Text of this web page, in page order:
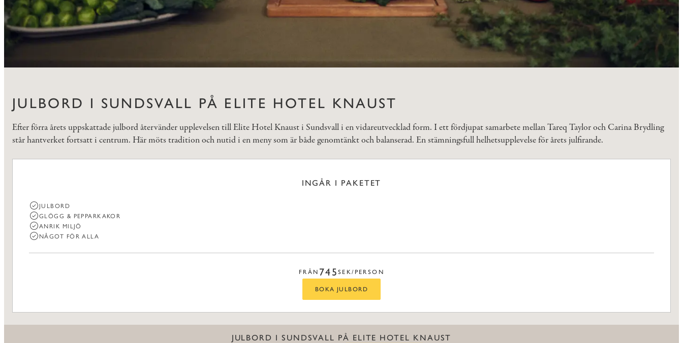
JULBORD I SUNDSVALL PÅ ELITE HOTEL KNAUST
Efter förra årets uppskattade julbord återvänder upplevelsen till Elite Hotel Knaust i Sundsvall i en vidareutvecklad form. I ett fördjupat samarbete mellan Tareq Taylor och Carina Brydling
står hantverket fortsatt i centrum. Här möts tradition och nutid i en meny som är både genomtänkt och balanserad. En stämningsfull helhetsupplevelse för årets julfirande.
INGÅR I PAKETET
JULBORD
GLÖGG & PEPPARKAKOR
ANRIK MILJÖ
NÅGOT FÖR ALLA
FRÅN 745 SEK/PERSON
BOKA JULBORD
JULBORD I SUNDSVALL PÅ ELITE HOTEL KNAUST